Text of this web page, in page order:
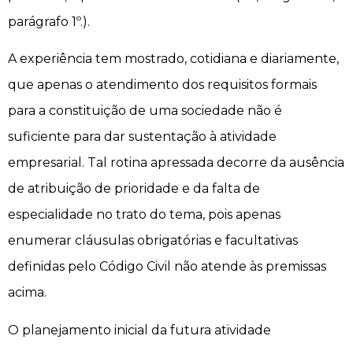
parágrafo 1º.).
A experiência tem mostrado, cotidiana e diariamente,
que apenas o atendimento dos requisitos formais
para a constituição de uma sociedade não é
suficiente para dar sustentação à atividade
empresarial. Tal rotina apressada decorre da ausência
de atribuição de prioridade e da falta de
especialidade no trato do tema, pois apenas
enumerar cláusulas obrigatórias e facultativas
definidas pelo Código Civil não atende às premissas
acima.
O planejamento inicial da futura atividade